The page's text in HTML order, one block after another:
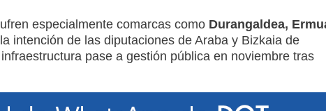
especialmente comarcas como Durangaldea,
intención de las diputaciones de Araba y Bizkaia de
pase a gestión pública en noviembre tras